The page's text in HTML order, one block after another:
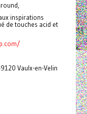
inspirations
de touches acid et
Vaulx-en-Velin